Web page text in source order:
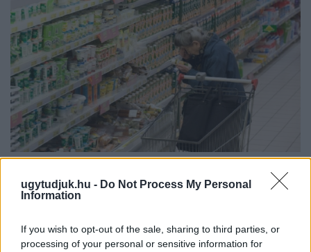
ugytudjuk.hu - Do Not Process My Personal
Information
If you wish to opt-out of the sale, sharing to third parties, or
processing of your personal or sensitive information for
ÖRÖMHÍR: TÍZ ÉVE NEM VOLT ILYEN ALACSONY AZ
INFLÁCIÓ MAGYARORSZÁGON
összevetésben a fogyasztói árak, miközben az élelmiszerek ára
már csökkent.